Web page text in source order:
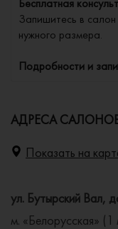
Бесплатная
Запишитесь в
нужного размера.
Подробности и
АДРЕСА
Показать на
ул. Бутырский Вал,
м. «Белорусская»